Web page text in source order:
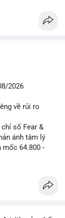
sản phẩm bảo
2026
về rủi ro
số Fear &
ánh tâm lý
mốc 64.800 -
tổng trị giá